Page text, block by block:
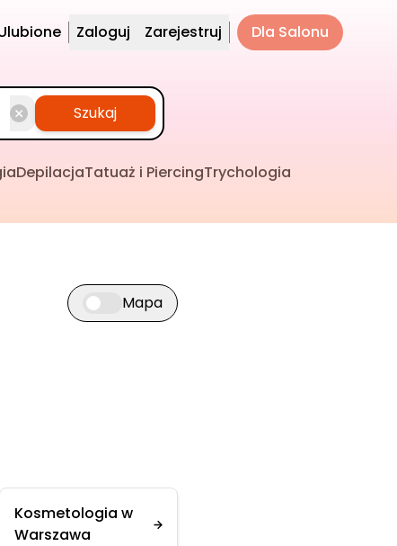
Zaloguj Zarejestruj Dla Salonu
Szukaj
DepilacjaTatuaż i PiercingTrychologia
Przełącz widok mapy
Mapa
Kosmetologia w
Warszawa